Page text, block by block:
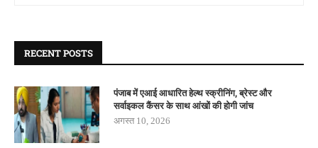
RECENT POSTS
पंजाब में एआई आधारित हेल्थ स्क्रीनिंग, ब्रेस्ट और
सर्वाइकल कैंसर के साथ आंखों की होगी जांच
अगस्त 10, 2026